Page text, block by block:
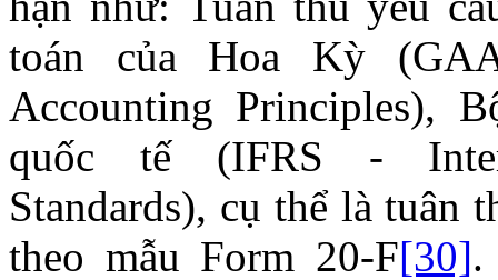
toán của Hoa Kỳ
Accounting Principles),
quốc tế (IFRS -
Standards), cụ thể là tuân
theo mẫu Form 20-F[30].